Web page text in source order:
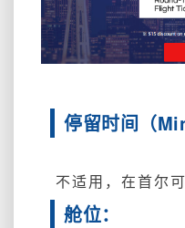
停留时间（
不适用，在首尔
舱位：